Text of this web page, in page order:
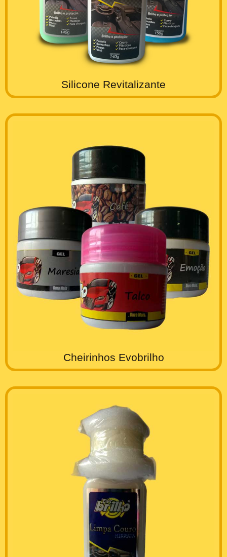
Silicone Revitalizante
Cheirinhos Evobrilho